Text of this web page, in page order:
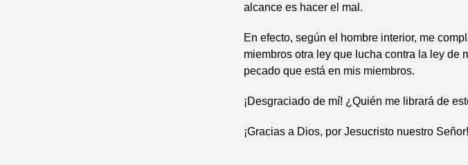
alcance es hacer el mal.
En efecto, según el hombre interior, me
miembros otra ley que lucha contra la ley de
pecado que está en mis miembros.
¡Desgraciado de mí! ¿Quién me librará de
¡Gracias a Dios, por Jesucristo nuestro Señor!